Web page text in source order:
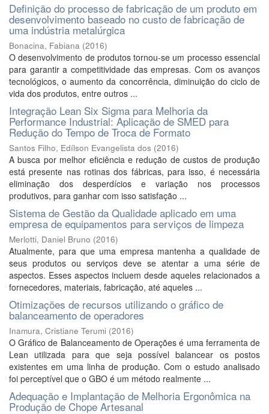
Definição do processo de fabricação de um produto em
desenvolvimento baseado no custo de fabricação de
uma indústria metalúrgica
Bonacina, Fabiana (2016)
O desenvolvimento de produtos tornou-se um processo essencial
para garantir a competitividade das empresas. Com os avanços
tecnológicos, o aumento da concorrência, diminuição do ciclo de
vida dos produtos, entre outros ...
Integração Lean Six Sigma para Melhoria da
Performance Industrial: Aplicação de SMED para
Redução do Tempo de Troca de Formato
Santos Filho, Edílson Evangelista dos (2016)
A busca por melhor eficiência e redução de custos de produção
está presente nas rotinas dos fábricas, para isso, é necessária
eliminação dos desperdícios e variação nos processos
produtivos, para ganhar com isso satisfação ...
Sistema de Gestão da Qualidade aplicado em uma
empresa de equipamentos para serviços de limpeza
Merlotti, Daniel Bruno (2016)
Atualmente, para que uma empresa mantenha a qualidade de
seus produtos ou serviços deve se atentar a uma série de
aspectos. Esses aspectos incluem desde aqueles relacionados a
fornecedores, materiais, fabricação, até aqueles ...
Otimizações de recursos utilizando o gráfico de
balanceamento de operadores
Inamura, Cristiane Terumi (2016)
O Gráfico de Balanceamento de Operações é uma ferramenta de
Lean utilizada para que seja possível balancear os postos
existentes em uma linha de produção. Com o estudo analisado
foi perceptível que o GBO é um método realmente ...
Adequação e Implantação de Melhoria Ergonômica na
Produção de Chope Artesanal